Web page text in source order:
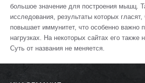
большое значение для построения мышц.
исследования, результаты которых
повышает иммунитет, что особенно важно
нагрузках. На некоторых сайтах его также
Суть от названия не меняется.